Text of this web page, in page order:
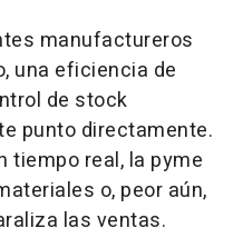
manufactureros
una eficiencia de
de stock
punto directamente.
tiempo real, la pyme
o, peor aún,
las ventas.